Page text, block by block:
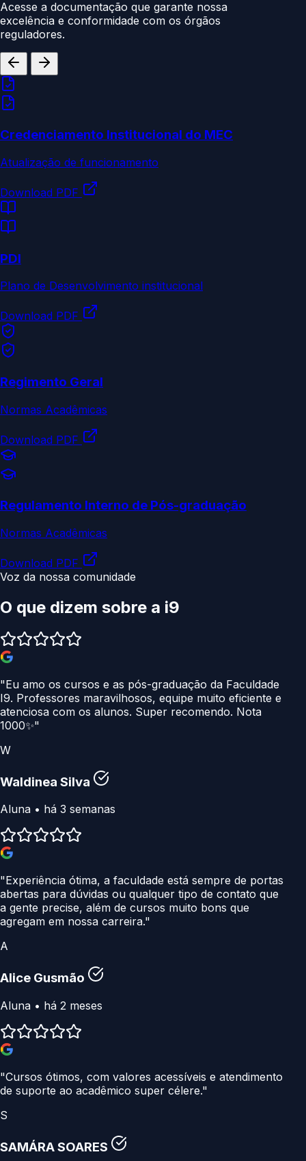
Acesse a documentação que garante nossa
excelência e conformidade com os órgãos
reguladores.
Credenciamento Institucional do MEC
Atualização de funcionamento
Download PDF
PDI
Plano de Desenvolvimento institucional
Download PDF
Regimento Geral
Normas Acadêmicas
Download PDF
Regulamento Interno de Pós-graduação
Normas Acadêmicas
Download PDF
Voz da nossa comunidade
O que dizem sobre a i9
"Eu amo os cursos e as pós-graduação da Faculdade
I9. Professores maravilhosos, equipe muito eficiente e
atenciosa com os alunos. Super recomendo. Nota
1000✨"
W
Waldinea Silva
Aluna • há 3 semanas
"Experiência ótima, a faculdade está sempre de portas
abertas para dúvidas ou qualquer tipo de contato que
a gente precise, além de cursos muito bons que
agregam em nossa carreira."
A
Alice Gusmão
Aluna • há 2 meses
"Cursos ótimos, com valores acessíveis e atendimento
de suporte ao acadêmico super célere."
S
SAMÁRA SOARES